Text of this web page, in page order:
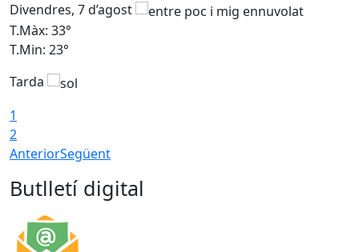
Divendres, 7 d’agost
T.Màx: 33°
T.Min: 23°
Tarda
1
2
AnteriorSegüent
Butlletí digital